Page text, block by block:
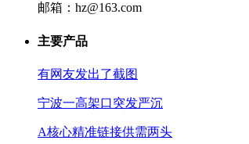
邮箱：hz@163.com
主要产品
有网友发出了截图
宁波一高架口突发严沉
A核心精准链接供需两头